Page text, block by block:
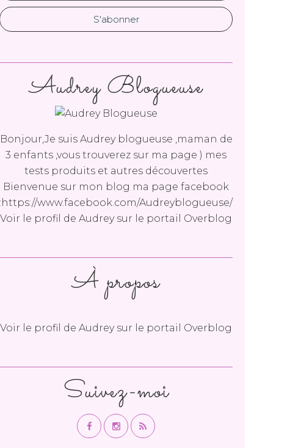
Audrey Blogueuse
Bonjour,Je suis Audrey blogueuse ,maman de
3 enfants ,vous trouverez sur ma page ) mes
tests produits et autres découvertes
Bienvenue sur mon blog ma page facebook
:https://www.facebook.com/Audreyblogueuse/
Voir le profil de Audreysur le portail Overblog
Suivez-moi
À propos
Voir le profil de Audreysur le portail Overblog